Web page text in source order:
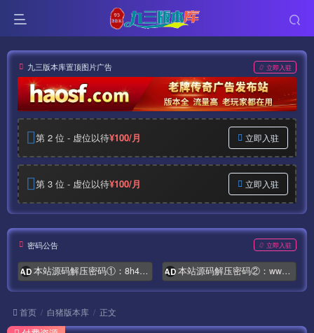
九三版本库置顶图片广告 立即入驻
第 2 位 - 虚位以待¥100/月 立即入驻
第 3 位 - 虚位以待¥100/月 立即入驻
密码公告 立即入驻
AD 本站源码解压密码①：8h4.com AD 本站源码解压密码②：www.syymw.com
首页 白猪版本库 正文